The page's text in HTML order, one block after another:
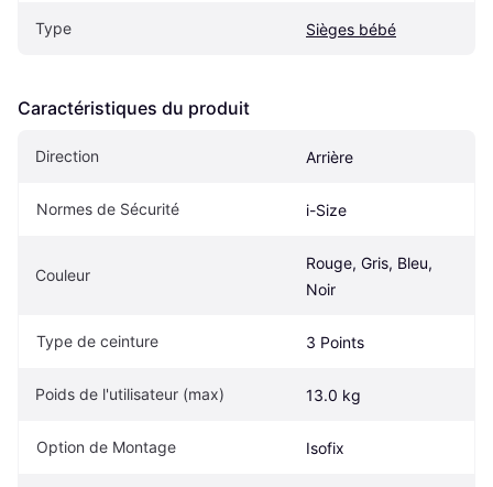
Type Sièges bébé
Caractéristiques du produit
Direction Arrière
Normes de Sécurité i-Size
Couleur
Rouge, Gris, Bleu,
Noir
Type de ceinture 3 Points
Poids de l'utilisateur (max) 13.0 kg
Option de Montage Isofix